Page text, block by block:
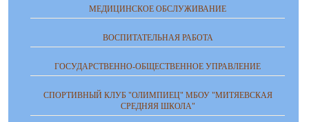
МЕДИЦИНСКОЕ ОБСЛУЖИВАНИЕ
ВОСПИТАТЕЛЬНАЯ РАБОТА
ГОСУДАРСТВЕННО-ОБЩЕСТВЕННОЕ УПРАВЛЕНИЕ
СПОРТИВНЫЙ КЛУБ "ОЛИМПИЕЦ" МБОУ "МИТЯЕВСКАЯ
СРЕДНЯЯ ШКОЛА"